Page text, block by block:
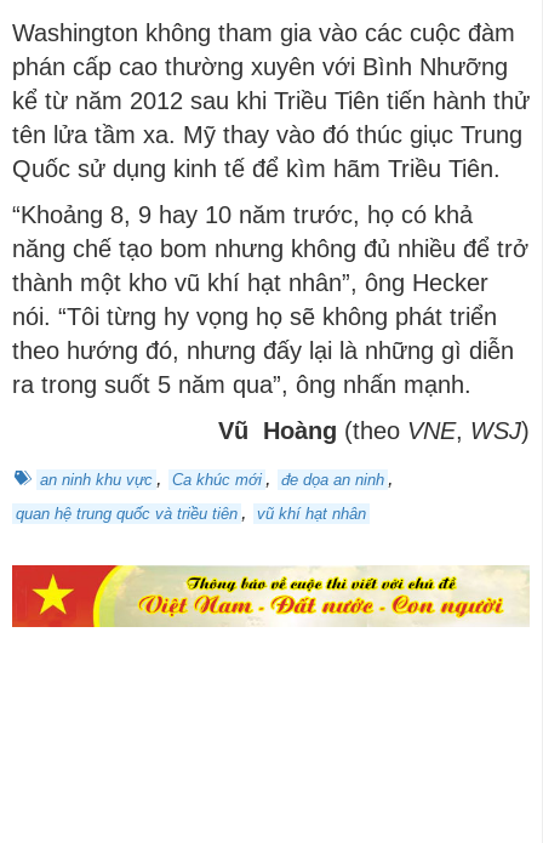
Washington không tham gia vào các cuộc đàm
phán cấp cao thường xuyên với Bình Nhưỡng
kể từ năm 2012 sau khi Triều Tiên tiến hành thử
tên lửa tầm xa. Mỹ thay vào đó thúc giục Trung
Quốc sử dụng kinh tế để kìm hãm Triều Tiên.
“Khoảng 8, 9 hay 10 năm trước, họ có khả
năng chế tạo bom nhưng không đủ nhiều để trở
thành một kho vũ khí hạt nhân”, ông Hecker
nói. “Tôi từng hy vọng họ sẽ không phát triển
theo hướng đó, nhưng đấy lại là những gì diễn
ra trong suốt 5 năm qua”, ông nhấn mạnh.
Vũ
Hoàng (theo VNE, WSJ)
an ninh khu vực , Ca khúc mới , đe dọa an ninh ,
quan hệ trung quốc và triều tiên , vũ khí hạt nhân